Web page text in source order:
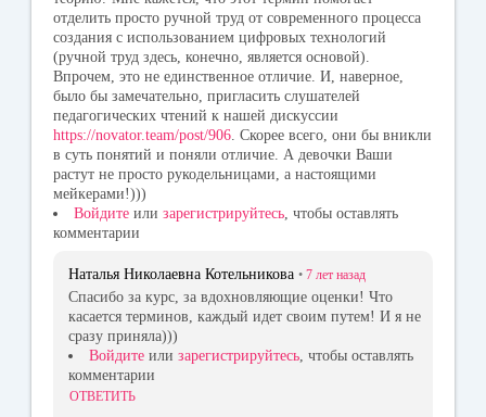
отделить просто ручной труд от современного процесса
создания с использованием цифровых технологий
(ручной труд здесь, конечно, является основой).
Впрочем, это не единственное отличие. И, наверное,
было бы замечательно, пригласить слушателей
педагогических чтений к нашей дискуссии
https://novator.team/post/906. Скорее всего, они бы вникли
в суть понятий и поняли отличие. А девочки Ваши
растут не просто рукодельницами, а настоящими
мейкерами!)))
Войдите или зарегистрируйтесь, чтобы оставлять
комментарии
Наталья Николаевна Котельникова • 7 лет назад
Спасибо за курс, за вдохновляющие оценки! Что
касается терминов, каждый идет своим путем! И я не
сразу приняла)))
Войдите или зарегистрируйтесь , чтобы оставлять
комментарии
ОТВЕТИТЬ